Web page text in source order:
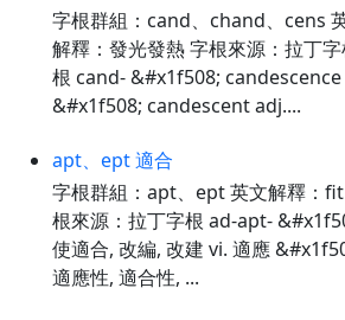
字根群組：cand、chand、cens
解釋：發光發熱 字根來源：拉丁
根 cand- &#x1f508; candescence
&#x1f508; candescent adj....
apt、ept 適合
字根群組：apt、ept 英文解釋：
根來源：拉丁字根 ad-apt-
使適合, 改編, 改建 vi. 適應
適應性, 適合性, ...